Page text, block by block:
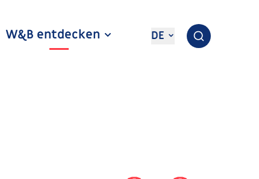
W&B entdecken DE